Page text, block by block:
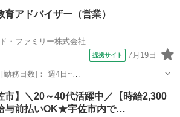
育アドバイザー（営業）
・ファミリー株式会社
提携サイト 7月19日
09:30~14:00 [勤務地・最寄
エリア選択可 ワールド・ファ...
市】＼20～40代活躍中／【時給2,300
与前払いOK★宇佐市内で…